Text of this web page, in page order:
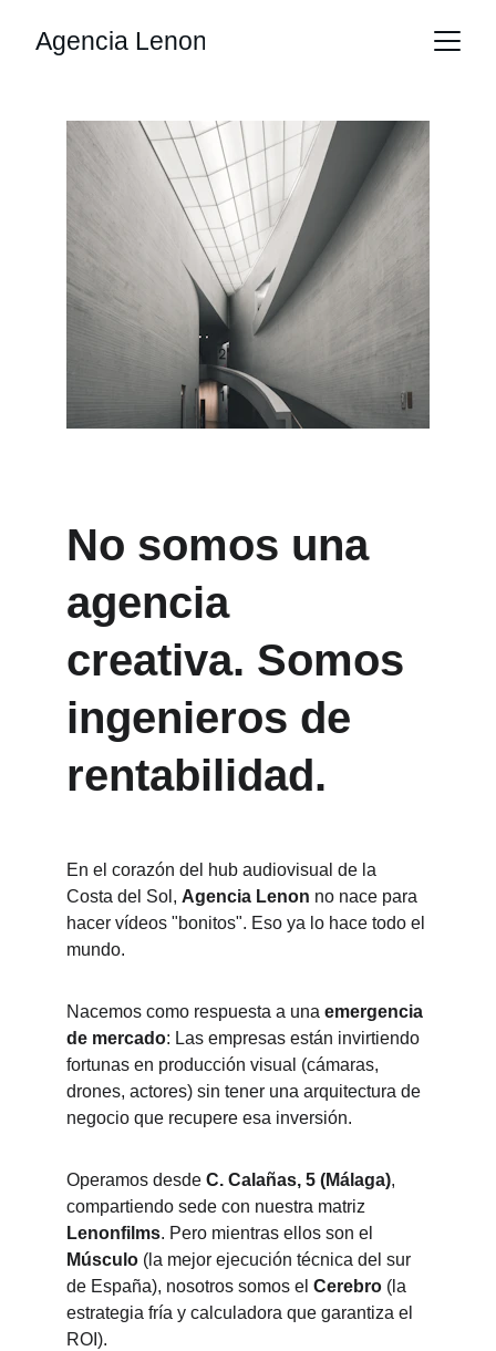
Agencia Lenon
No somos una
agencia
creativa. Somos
ingenieros de
rentabilidad.
En el corazón del hub audiovisual de la
Costa del Sol, Agencia Lenon no nace para
hacer vídeos "bonitos". Eso ya lo hace todo el
mundo.
Nacemos como respuesta a una emergencia
de mercado: Las empresas están invirtiendo
fortunas en producción visual (cámaras,
drones, actores) sin tener una arquitectura de
negocio que recupere esa inversión.
Operamos desde C. Calañas, 5 (Málaga),
compartiendo sede con nuestra matriz
Lenonfilms. Pero mientras ellos son el
Músculo (la mejor ejecución técnica del sur
de España), nosotros somos el Cerebro (la
estrategia fría y calculadora que garantiza el
ROI).